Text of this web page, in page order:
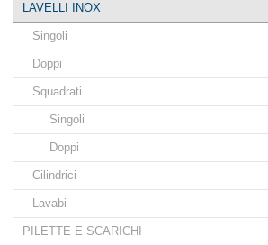
LAVELLI INOX
Singoli
Doppi
Squadrati
Singoli
Doppi
Cilindrici
Lavabi
PILETTE E SCARICHI